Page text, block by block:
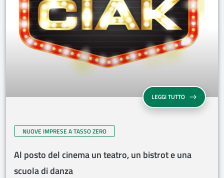
LEGGI TUTTO
NUOVE IMPRESE A TASSO ZERO
Al posto del cinema un teatro, un bistrot e una
scuola di danza